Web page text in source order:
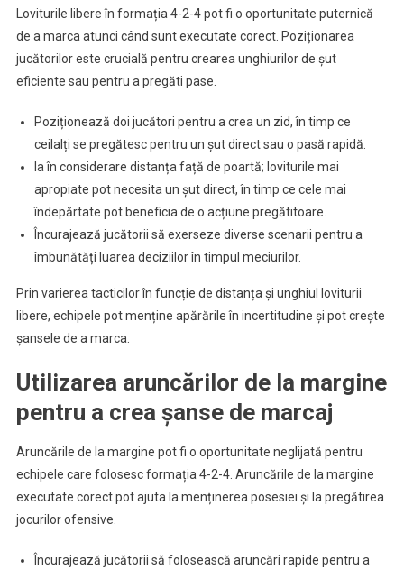
Loviturile libere în formația 4-2-4 pot fi o oportunitate puternică
de a marca atunci când sunt executate corect. Poziționarea
jucătorilor este crucială pentru crearea unghiurilor de șut
eficiente sau pentru a pregăti pase.
Poziționează doi jucători pentru a crea un zid, în timp ce
ceilalți se pregătesc pentru un șut direct sau o pasă rapidă.
Ia în considerare distanța față de poartă; loviturile mai
apropiate pot necesita un șut direct, în timp ce cele mai
îndepărtate pot beneficia de o acțiune pregătitoare.
Încurajează jucătorii să exerseze diverse scenarii pentru a
îmbunătăți luarea deciziilor în timpul meciurilor.
Prin varierea tacticilor în funcție de distanța și unghiul loviturii
libere, echipele pot menține apărările în incertitudine și pot crește
șansele de a marca.
Utilizarea aruncărilor de la margine
pentru a crea șanse de marcaj
Aruncările de la margine pot fi o oportunitate neglijată pentru
echipele care folosesc formația 4-2-4. Aruncările de la margine
executate corect pot ajuta la menținerea posesiei și la pregătirea
jocurilor ofensive.
Încurajează jucătorii să folosească aruncări rapide pentru a